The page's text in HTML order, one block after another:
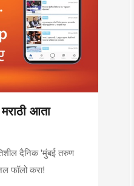
आता
दैनिक 'मुंबई तरुण
फॉलो करा!